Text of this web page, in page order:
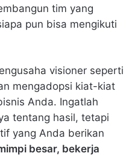
tim yang
pun bisa mengikuti
visioner seperti
mengadopsi kiat-kiat
Anda. Ingatlah
tentang hasil, tetapi
yang Anda berikan
besar, bekerja